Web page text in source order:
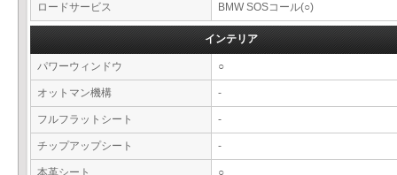
ロードサービス BMW SOSコール(○)
インテリア
パワーウィンドウ ○
オットマン機構 -
フルフラットシート -
チップアップシート -
本革シート ○